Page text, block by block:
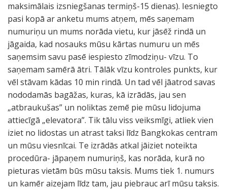
maksimālais izsniegšanas termiņš-15 dienas). Iesniegto
pasi kopā ar anketu mums atņem, mēs saņemam
numuriņu un mums norāda vietu, kur jāsēž rindā un
jāgaida, kad nosauks mūsu kārtas numuru un mēs
saņemsim savu pasē iespiesto zīmodziņu- vīzu. To
saņemam samērā ātri. Tālāk vīzu kontroles punkts, kur
vēl stāvam kādas 10 min rindā. Un tad vēl jāatrod savas
nododamās bagāžas, kuras, kā izrādās, jau sen
„atbraukušas” un noliktas zemē pie mūsu lidojuma
attiecīgā „elevatora”. Tik tālu viss veiksmīgi, atliek vien
iziet no lidostas un atrast taksi līdz Bangkokas centram
un mūsu viesnīcai. Te izrādās atkal jāiziet noteikta
procedūra- jāpaņem numuriņš, kas norāda, kurā no
pieturas vietām būs mūsu taksis. Mums tiek 1. numurs
un kamēr aizejam līdz tam, jau piebrauc arī mūsu taksis.